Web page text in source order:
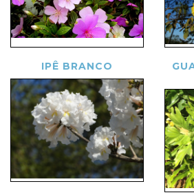
IPÊ BRANCO